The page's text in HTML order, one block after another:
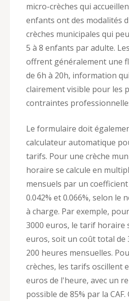
micro-crèches qui
enfants ont des modalités
crèches municipales qui
5 à 8 enfants par adulte.
offrent généralement une
de 6h à 20h, information
clairement visible pour les
contraintes
Le formulaire doit
calculateur automatique
tarifs. Pour une crèche
horaire se calcule en
mensuels par un
0.042% et 0.066%, selon le
à charge. Par exemple,
3000 euros, le tarif horaire
euros, soit un coût total de
200 heures mensuelles.
crèches, les tarifs oscillent
euros de l'heure, avec un
possible de 85% par la